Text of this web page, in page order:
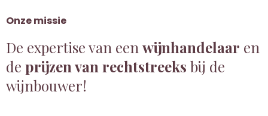
Onze missie
De expertise van een wijnhandelaar en
de prijzen van rechtstreeks bij de
wijnbouwer!